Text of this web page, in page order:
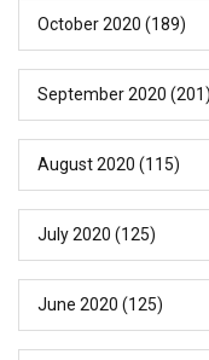
October 2020 (189)
September 2020 (201)
August 2020 (115)
July 2020 (125)
June 2020 (125)